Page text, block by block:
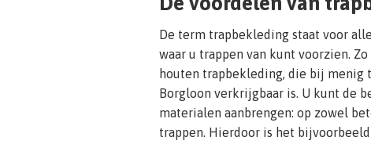
De term trapbekleding staat voor
waar u trappen van kunt voorzien.
houten trapbekleding, die bij menig
Borgloon verkrijgbaar is. U kunt de
materialen aanbrengen: op zowel
trappen. Hierdoor is het